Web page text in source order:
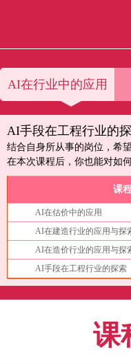
AI在行业中的应用
AI手段在工程行业的
结合自身所从事的岗位，希
在本次课程后，你也能对如
课
AI在估价中的应用
AI在建造行业的应用与探
AI在造价行业的应用与探
AI手段在工程行业的探索
课